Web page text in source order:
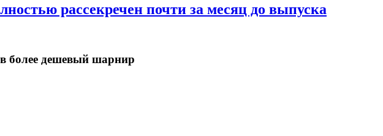
рассекречен почти за месяц до выпуска
более дешевый шарнир